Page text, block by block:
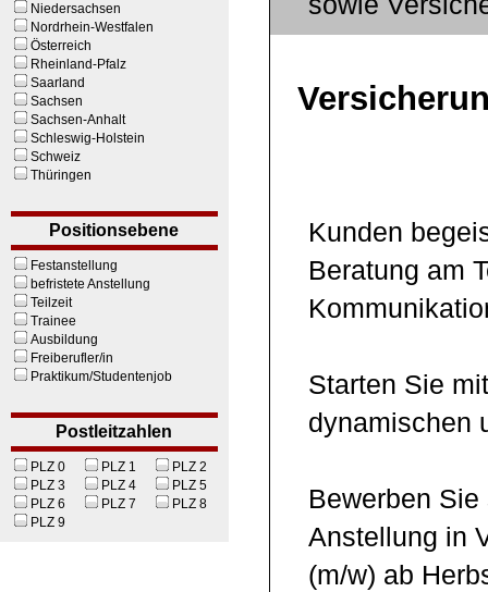
Niedersachsen
Nordrhein-Westfalen
Österreich
Rheinland-Pfalz
Saarland
Sachsen
Sachsen-Anhalt
Schleswig-Holstein
Schweiz
Thüringen
Positionsebene
Festanstellung
befristete Anstellung
Teilzeit
Trainee
Ausbildung
Freiberufler/in
Praktikum/Studentenjob
Postleitzahlen
PLZ 0 PLZ 1
PLZ 2
PLZ 3
PLZ 4
PLZ 5
PLZ 6
PLZ 7
PLZ 8
PLZ 9
Kunden
Beratung am
Starten Sie
dynamischen
Bewerben
Anstellung in
(m/w) ab